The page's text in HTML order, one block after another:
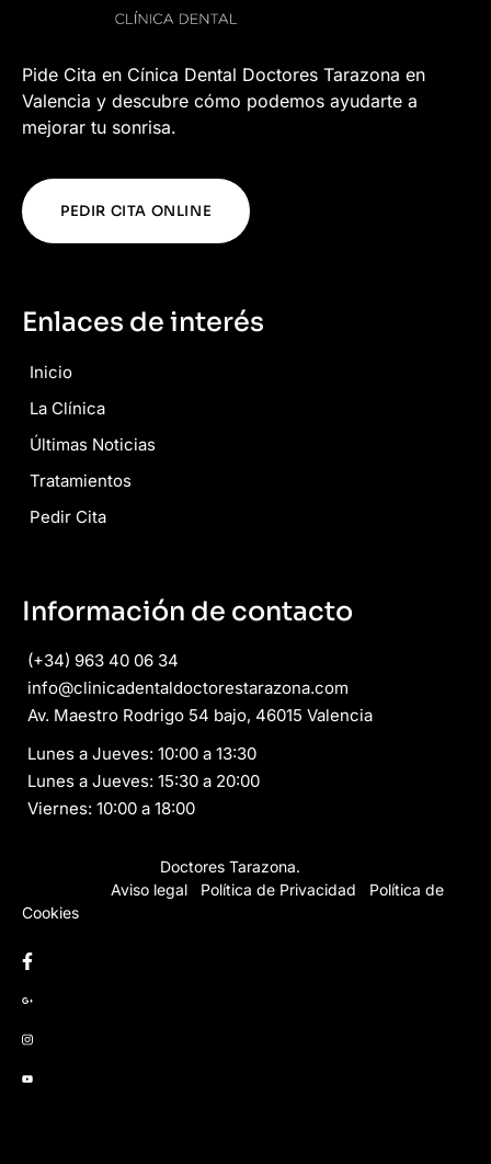
Pide Cita en Cínica Dental Doctores Tarazona en
Valencia y descubre cómo podemos ayudarte a
mejorar tu sonrisa.
PEDIR CITA ONLINE
Enlaces de interés
Inicio
La Clínica
Últimas Noticias
Tratamientos
Pedir Cita
Información de contacto
(+34) 963 40 06 34
info@clinicadentaldoctorestarazona.com
Av. Maestro Rodrigo 54 bajo, 46015 Valencia
Lunes a Jueves: 10:00 a 13:30
Lunes a Jueves: 15:30 a 20:00
Viernes: 10:00 a 18:00
Doctores Tarazona.
Aviso legal Política de Privacidad
Política de
Cookies